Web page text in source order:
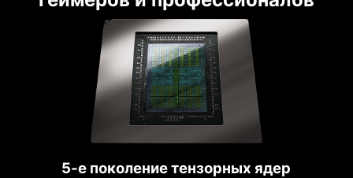
5-е поколение тензорных ядер